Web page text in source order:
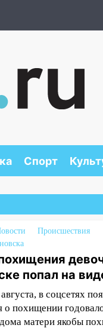
Спорт
Происшествия
попал на
в соцсетях
похищении
матери якобы